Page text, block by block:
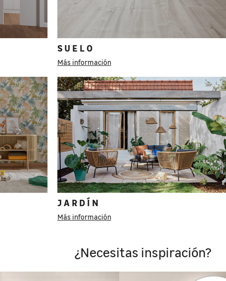
SUELO
Más información
JARDÍN
Más información
¿Necesitas inspiración?